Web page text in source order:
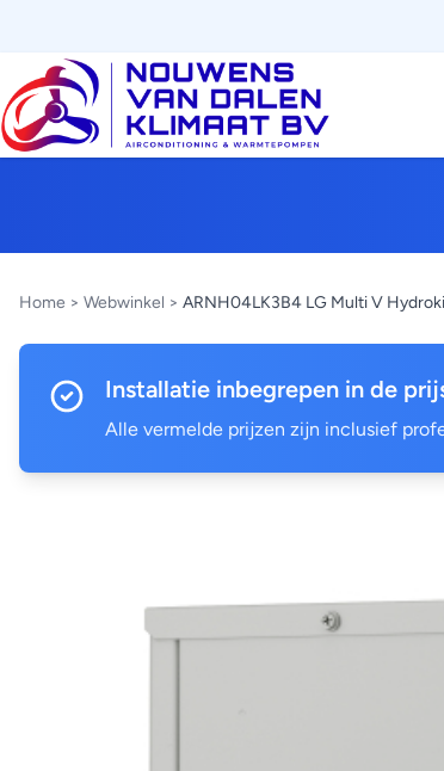
Home > Webwinkel > ARNH04LK3B4 LG Multi V
Installatie inbegrepen in de
Alle vermelde prijzen zijn inclusief